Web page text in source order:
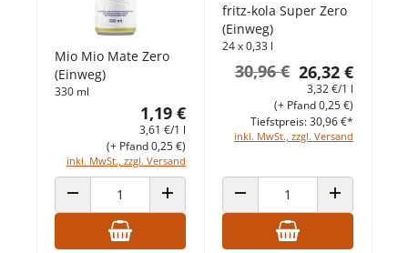
Mio Mio Mate Zero
(Einweg)
330 ml
1,19 €
3,61 €/1 l
inkl. MwSt., zzgl. Versand
(+ Pfand 0,25 €)
ANZAHL VERRINGERNANZAHL ERHÖHEN
fritz-kola Super Zero
(Einweg)
24 x 0,33 l
26,32 €
30,96 €
3,32 €/1 l
inkl. MwSt., zzgl. Versand
(+ Pfand 0,25 €)
Tiefstpreis: 30,96 €*
ANZAHL VERRINGERNANZAHL